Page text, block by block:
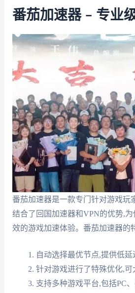
番茄加速器 – 专业
番茄加速器是一款专门针对游戏玩
结合了回国加速器和VPN的优势,
效的游戏加速体验。番茄加速器的
自动选择最优节点,提供低
针对游戏进行了特殊优化,
支持多种游戏平台,包括PC